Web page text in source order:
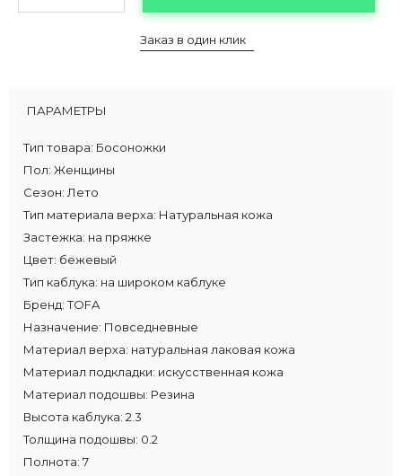
Заказ в один клик
ПАРАМЕТРЫ
Тип товара: Босоножки
Пол: Женщины
Сезон: Лето
Тип материала верха: Натуральная кожа
Застежка: на пряжке
Цвет: бежевый
Тип каблука: на широком каблуке
Бренд: TOFA
Назначение: Повседневные
Материал верха: натуральная лаковая кожа
Материал подкладки: искусственная кожа
Материал подошвы: Резина
Высота каблука: 2.3
Толщина подошвы: 0.2
Полнота: 7